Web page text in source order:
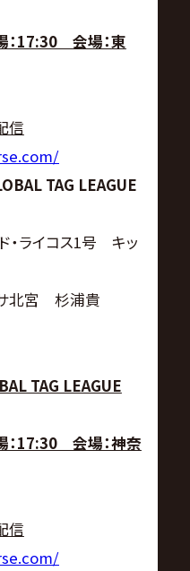
：17:30 会場：東
信
TAG LEAGUE
ライコス1号 キッ
北宮 杉浦貴
TAG LEAGUE
：17:30 会場：神奈
信